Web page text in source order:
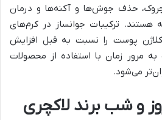
حذف جوش‌ها و آکنه‌ها و درمان
ترکیبات جوانساز در کرم‌های
کلاژن پوست را نسبت به قبل افزایش
مرور زمان با استفاده از محصولات
می‌شود.
و شب برند لاکچری